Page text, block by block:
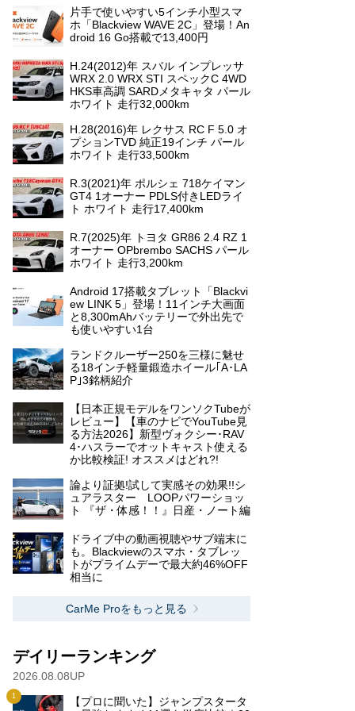
片手で使いやすい5インチ小型スマ
ホ「Blackview WAVE 2C」登場！An
droid 16 Go搭載で13,400円
H.24(2012)年 スバル インプレッサ
WRX 2.0 WRX STI スペックC 4WD
HKS車高調 SARDメタキャタ パール
ホワイト 走行32,000km
H.28(2016)年 レクサス RC F 5.0 オ
プションTVD 純正19インチ パール
ホワイト 走行33,500km
R.3(2021)年 ポルシェ 718ケイマン
GT4 1オーナー PDLS付きLEDライ
ト ホワイト 走行17,400km
R.7(2025)年 トヨタ GR86 2.4 RZ 1
オーナー OPbrembo SACHS パール
ホワイト 走行3,200km
Android 17搭載タブレット「Blackvi
ew LINK 5」登場！11インチ大画面
と8,300mAhバッテリーで外出先で
も使いやすい1台
ランドクルーザー250を三様に魅せ
る18インチ軽量鍛造ホイール｢A･LA
P｣3銘柄紹介
【日本正規モデルをワンソクTubeが
レビュー】【車のナビでYouTube見
る方法2026】新型ヴォクシー･RAV
4･ハスラーでオットキャスト使える
か比較検証! オススメはどれ?!
論より証拠!試して実感その効果!!シ
ュアラスター LOOPパワーショッ
ト 『ザ・体感！！』日産・ノート編
ドライブ中の動画視聴やサブ端末に
も。Blackviewのスマホ・タブレッ
トがプライムデーで最大約46%OFF
相当に
CarMe Proをもっと見る
デイリーランキング
2026.08.08UP
【プロに聞いた】ジャンプスタータ